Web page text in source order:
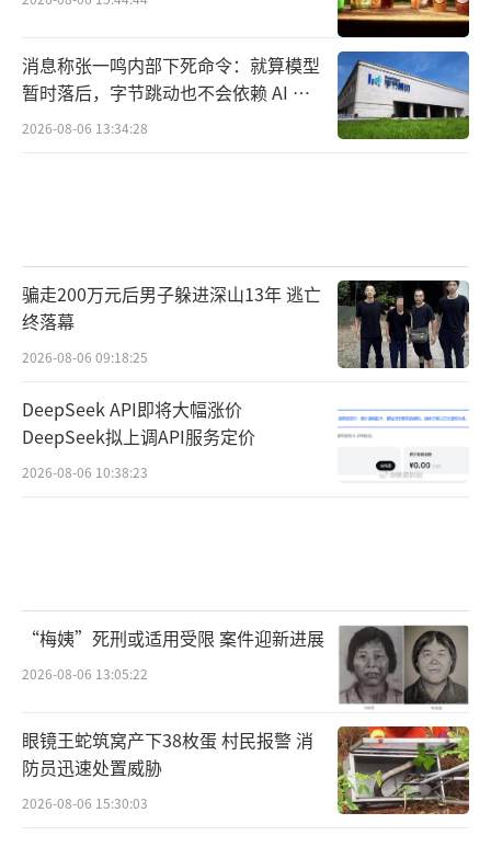
消息称张一鸣内部下死命令：就算模型
暂时落后，字节跳动也不会依赖 AI 蒸
馏技术
2026-08-06 13:34:28
骗走200万元后男子躲进深山13年 逃亡
终落幕
2026-08-06 09:18:25
DeepSeek API即将大幅涨价
DeepSeek拟上调API服务定价
2026-08-06 10:38:23
“梅姨”死刑或适用受限 案件迎新进展
2026-08-06 13:05:22
眼镜王蛇筑窝产下38枚蛋 村民报警 消
防员迅速处置威胁
2026-08-06 15:30:03